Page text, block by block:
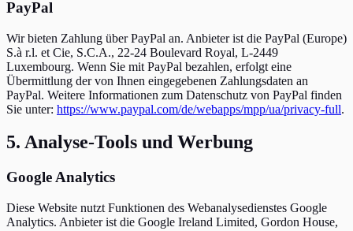
PayPal
Wir bieten Zahlung über PayPal an. Anbieter ist die PayPal (Europe)
S.à r.l. et Cie, S.C.A., 22-24 Boulevard Royal, L-2449
Luxembourg. Wenn Sie mit PayPal bezahlen, erfolgt eine
Übermittlung der von Ihnen eingegebenen Zahlungsdaten an
PayPal. Weitere Informationen zum Datenschutz von PayPal finden
Sie unter: https://www.paypal.com/de/webapps/mpp/ua/privacy-full.
5. Analyse-Tools und Werbung
Google Analytics
Diese Website nutzt Funktionen des Webanalysedienstes Google
Analytics. Anbieter ist die Google Ireland Limited, Gordon House,